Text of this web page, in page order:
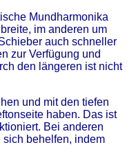
Mundharmonika
im anderen um
auch schneller
zur Verfügung und
den längeren ist nicht
und mit den tiefen
haben. Das ist
Bei anderen
sich behelfen, indem